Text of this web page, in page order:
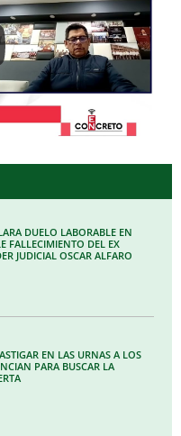
DUELO LABORABLE EN
FALLECIMIENTO DEL EX
JUDICIAL OSCAR ALFARO
EN LAS URNAS A LOS
PARA BUSCAR LA